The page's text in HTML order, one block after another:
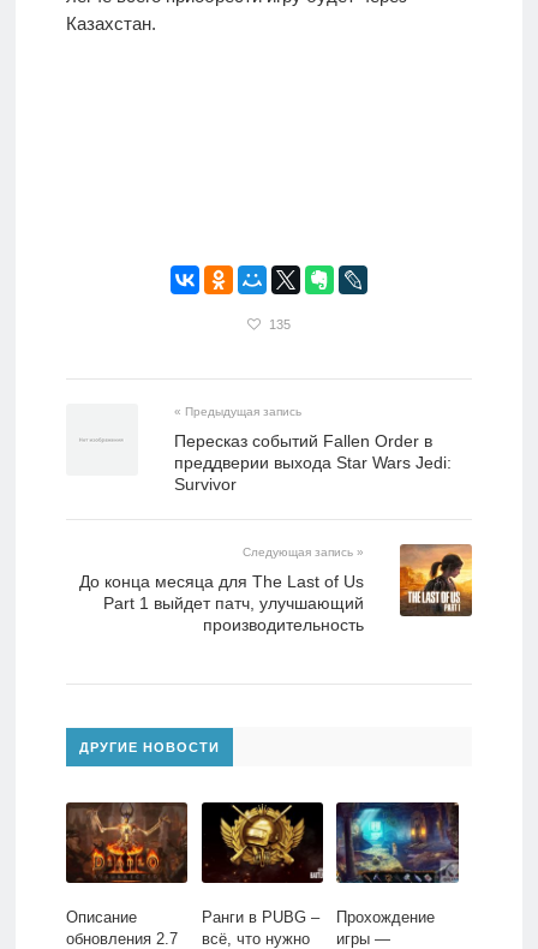
Казахстан.
135
« Предыдущая запись
Пересказ событий Fallen Order в
преддверии выхода Star Wars Jedi:
Survivor
Следующая запись »
До конца месяца для The Last of Us
Part 1 выйдет патч, улучшающий
производительность
ДРУГИЕ НОВОСТИ
Описание
обновления 2.7
Ранги в PUBG –
всё, что нужно
Прохождение
игры —